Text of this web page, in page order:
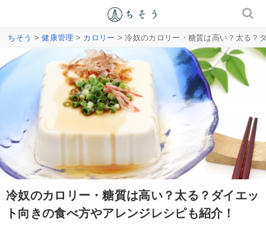
ちそう >健康管理 > カロリー > 冷奴のカロリー・糖質は高い？太る？
冷奴のカロリー・糖質は高い？太る？ダイエッ
ト向きの食べ方やアレンジレシピも紹介！